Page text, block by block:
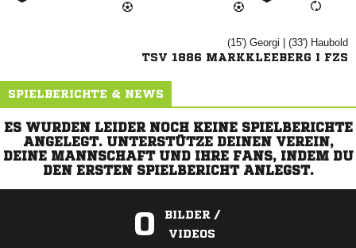
(15')  | (33') 
TSV 1886 MARKKLEEBERG I FZS
SPIELBERICHTE & NEWS
ES WURDEN LEIDER NOCH KEINE SPIELBERICHTE
ANGELEGT. UNTERSTÜTZE DEINEN VEREIN,
DEINE MANNSCHAFT UND IHRE FANS, INDEM DU
DEN ERSTEN SPIELBERICHT ANLEGST.
0
BILDER /
VIDEOS